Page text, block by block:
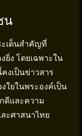
น
ะเด็นสำคัญที่
ยิ่ง โดยเฉพาะใน
งเป็นข่าวสาร
ใยในพระองค์เป็น
ดีและความ
ะศาสนาไทย